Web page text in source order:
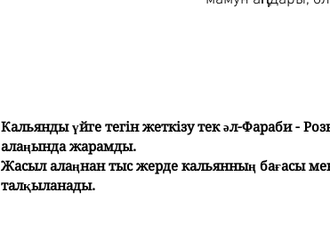
Кальянды үйге тегін жеткізу тек әл-Фараби -
алаңында жарамды.
Жасыл алаңнан тыс жерде кальянның бағасы
талқыланады.